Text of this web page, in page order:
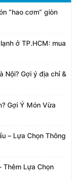
“hao cơm” giòn
ở TP.HCM: mua
Nội? Gợi ý địa chỉ &
Gợi Ý Món Vừa
– Lựa Chọn Thông
Thêm Lựa Chọn